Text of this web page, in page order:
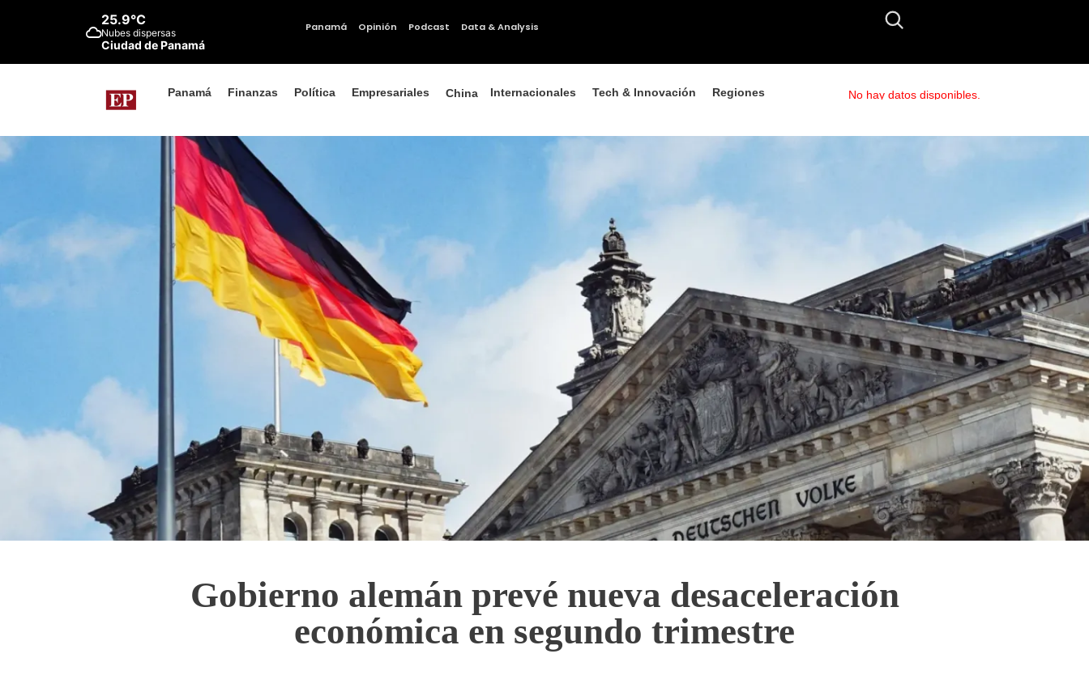
25.9°C
Nubes dispersas
Ciudad de Panamá
Panamá Opinión Podcast Data & Analysis
Panamá Finanzas Política Empresariales China Internacionales Tech & Innovación Regiones No hay datos disponibles.
Gobierno alemán prevé nueva desaceleración
económica en segundo trimestre